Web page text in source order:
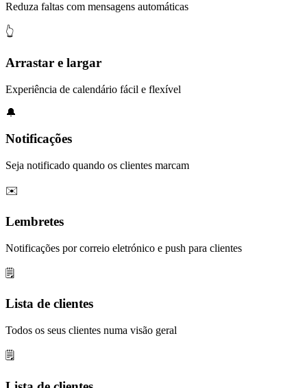
Reduza faltas com mensagens automáticas
👆
Arrastar e largar
Experiência de calendário fácil e flexível
🔔
Notificações
Seja notificado quando os clientes marcam
✉️
Lembretes
Notificações por correio eletrónico e push para clientes
🗒️
Lista de clientes
Todos os seus clientes numa visão geral
🗒️